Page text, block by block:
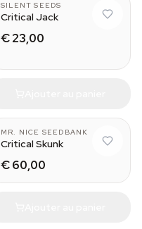
SILENT SEEDS
Critical Jack
€ 23,00
MR. NICE SEEDBANK
Critical Skunk
€ 60,00